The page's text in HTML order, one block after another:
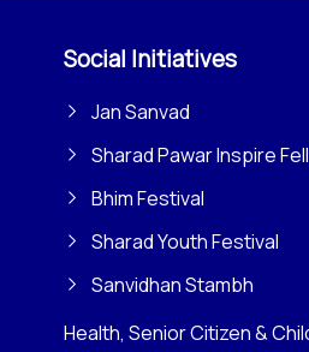
Social Initiatives
Jan Sanvad
Sharad Pawar Inspire
Bhim Festival
Sharad Youth Festival
Sanvidhan Stambh
Health, Senior Citizen &